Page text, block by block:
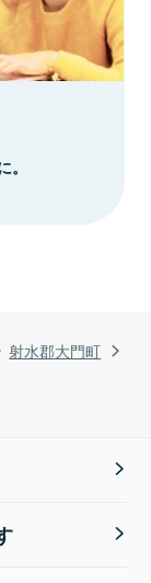
射水郡大門町